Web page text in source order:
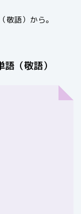
敬語）から。
（敬語）